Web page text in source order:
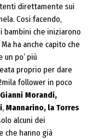
direttamente sui
Cosi facendo,
bambini che iniziarono
ha anche capito che
po’ più
proprio per dare
follower in poco
Gianni Morandi,
, Mannarino, la Torres
alcuni dei
che hanno già